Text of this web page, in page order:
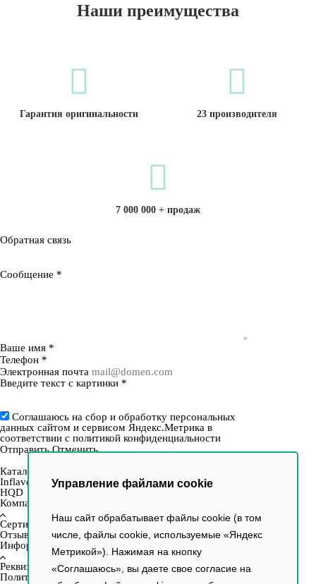
Управление файлами cookie
Наш сайт обрабатывает файлы cookie (в том
числе, файлы cookie, используемые «Яндекс
Метрикой»). Нажимая на кнопку
«Соглашаюсь», вы даете свое согласие на
Наши преимущества
Гарантия оригинальности 23 производителя
7 000 000 + продаж
Обратная связь
Сообщение *
Ваше имя *
Телефон *
Электронная почта
Введите текст с картинки *
Соглашаюсь на сбор и обработку персональных
данных сайтом и сервисом Яндекс.Метрика в
соответствии с политикой конфиденциальности
Отправить Отменить
Каталог
Inflave
HQD
Компания
Сертификаты
Отзывы
Информация
Реквизиты
Политика